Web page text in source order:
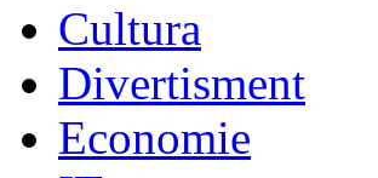
Cultura
Divertisment
Economie